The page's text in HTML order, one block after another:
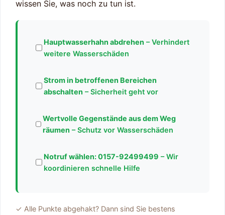
wissen Sie, was noch zu tun ist.
Hauptwasserhahn abdrehen – Verhindert
weitere Wasserschäden
Strom in betroffenen Bereichen
abschalten – Sicherheit geht vor
Wertvolle Gegenstände aus dem Weg
räumen – Schutz vor Wasserschäden
Notruf wählen:0157-92499499 – Wir
koordinieren schnelle Hilfe
✓ Alle Punkte abgehakt? Dann sind Sie bestens